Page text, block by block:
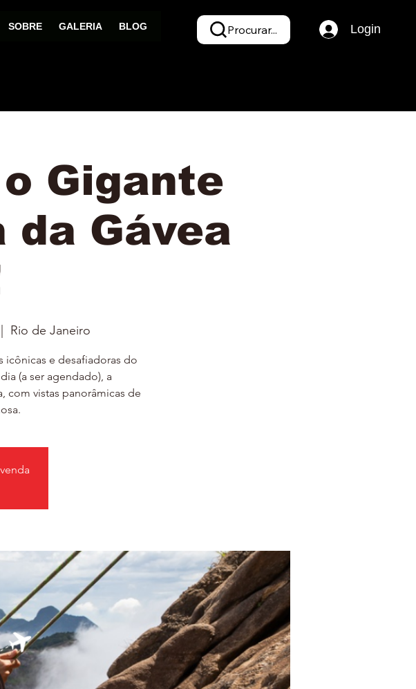
SOBRE GALERIA BLOG Procurar... Login
Gigante
da Gávea
Rio de Janeiro
icônicas e desafiadoras do
(a ser agendado), a
com vistas panorâmicas de